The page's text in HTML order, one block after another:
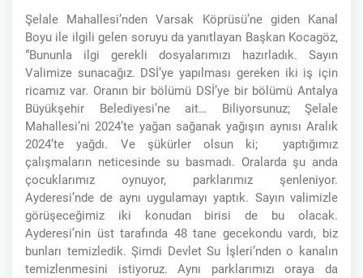
Şelale Mahallesi’nden Varsak Köprüsü’ne giden Kanal
Boyu ile ilgili gelen soruyu da yanıtlayan Başkan Kocagöz,
“Bununla ilgi gerekli dosyalarımızı hazırladık. Sayın
Valimize sunacağız. DSİ’ye yapılması gereken iki iş için
ricamız var. Oranın bir bölümü DSİ’ye bir bölümü Antalya
Büyükşehir Belediyesi’ne ait… Biliyorsunuz; Şelale
Mahallesi’ni 2024’te yağan sağanak yağışın aynısı Aralık
2024’te yağdı. Ve şükürler olsun ki; yaptığımız
çalışmaların neticesinde su basmadı. Oralarda şu anda
çocuklarımız oynuyor, parklarımız şenleniyor.
Ayderesi’nde de aynı uygulamayı yaptık. Sayın valimizle
görüşeceğimiz iki konudan birisi de bu olacak.
Ayderesi’nin üst tarafında 48 tane gecekondu vardı, biz
bunları temizledik. Şimdi Devlet Su İşleri’nden o kanalın
temizlenmesini istiyoruz. Aynı parklarımızı oraya da